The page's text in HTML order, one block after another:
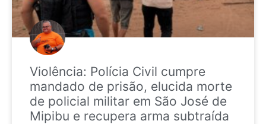
Violência: Polícia Civil cumpre
mandado de prisão, elucida morte
de policial militar em São José de
Mipibu e recupera arma subtraída